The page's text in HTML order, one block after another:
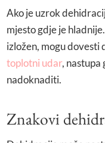
Ako je uzrok
mjesto gdje je
izložen, mogu dovesti
toplotni udar, nastupa
nadoknaditi.
Znakovi